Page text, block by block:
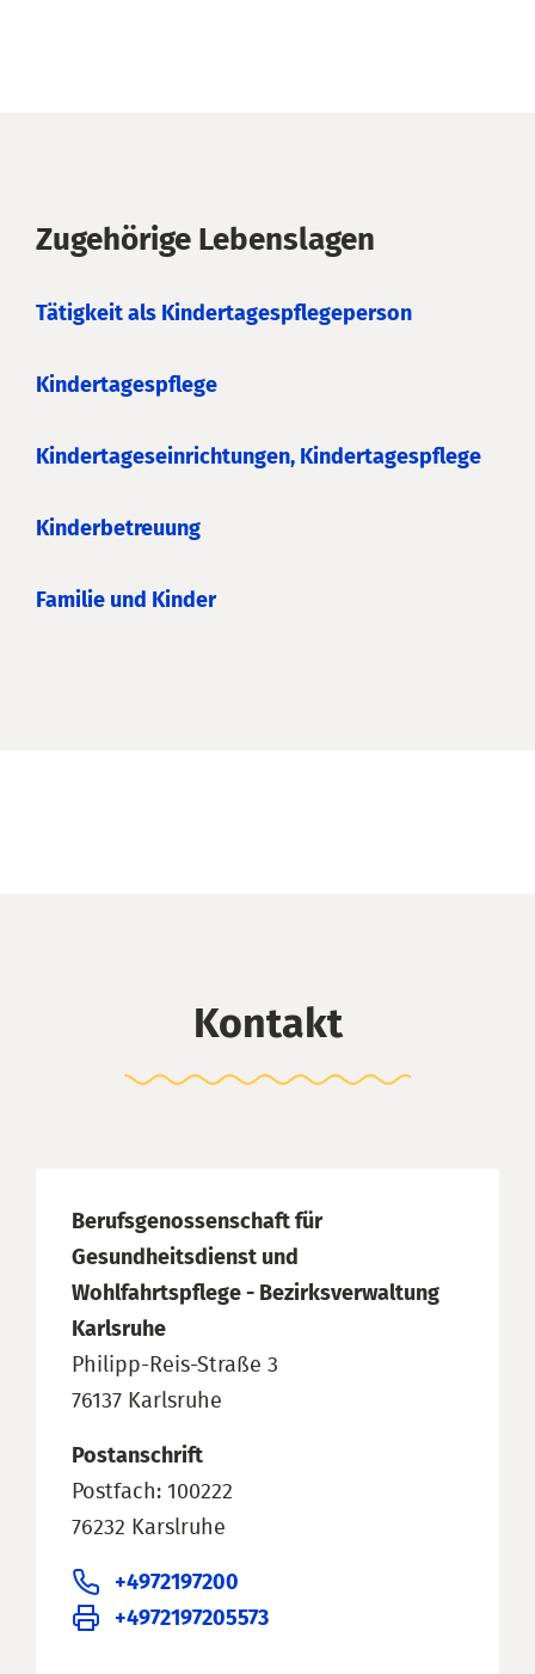
Zugehörige Lebenslagen
Tätigkeit als Kindertagespflegeperson
Kindertagespflege
Kindertageseinrichtungen, Kindertagespflege
Kinderbetreuung
Familie und Kinder
Kontakt
Berufsgenossenschaft für
Gesundheitsdienst und
Wohlfahrtspflege - Bezirksverwaltung
Karlsruhe
Philipp-Reis-Straße 3
76137 Karlsruhe
Postanschrift
Postfach: 100222
76232 Karslruhe
+4972197200
+4972197205573